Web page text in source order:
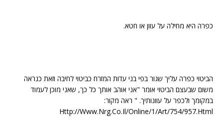
כפרה היא מחילה על עוון או חטא.
הביטוי כפרה עליך שגור בפי בני עדות המזרח כביטוי לחיבה וזאת כנראה
משום שבעצם הביטוי אומר "אני אוהב אותך כל כך, שאני מוכן לעמוד
במקומך ולכפר על עוונותיך. " ראה מקור:
Http://Www.Nrg.Co.Il/Online/1/Art/754/957.Html